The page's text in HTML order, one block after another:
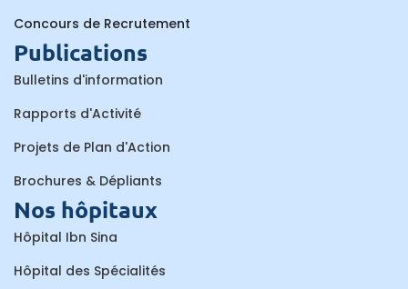
Concours de Recrutement
Publications
Bulletins d'information
Rapports d'Activité
Projets de Plan d'Action
Brochures & Dépliants
Nos hôpitaux
Hôpital Ibn Sina
Hôpital des Spécialités